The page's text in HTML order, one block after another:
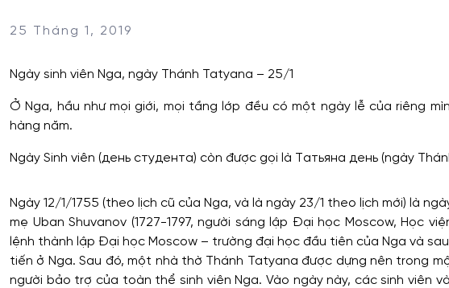
25 Tháng 1, 2019
Ngày sinh viên Nga, ngày Thánh Tatyana – 25/1
Ở Nga, hầu như mọi giới, mọi tầng lớp đều có một ngày lễ của riêng
hàng năm.
Ngày Sinh viên (день студента) còn được gọi là Татьяна день (ngày
Ngày 12/1/1755 (theo lịch cũ của Nga, và là ngày 23/1 theo lịch mới) là
mẹ Uban Shuvanov (1727-1797, người sáng lập Đại học Moscow, Học
lệnh thành lập Đại học Moscow – trường đại học đầu tiên của Nga và
tiến ở Nga. Sau đó, một nhà thờ Thánh Tatyana được dựng nên trong
người bảo trợ của toàn thể sinh viên Nga. Vào ngày này, các sinh viên